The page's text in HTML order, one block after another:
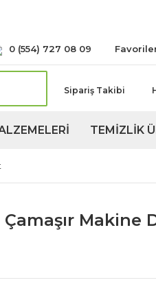
0 (554) 727 08 09
Sipariş Takibi
TEMİZLİK
Çamaşır Makine